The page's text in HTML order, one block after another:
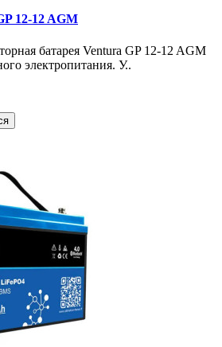
12-12 AGM
батарея Ventura GP 12-12 AGM
электропитания. У..